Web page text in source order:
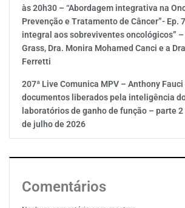
às 20h30 – “Abordagem integrativa na
Prevenção e Tratamento de Câncer”- Ep.
integral aos sobreviventes oncológicos”
Grass, Dra. Monira Mohamed Canci e a
Ferretti
207ª Live Comunica MPV – Anthony Fauci
documentos liberados pela inteligência
laboratórios de ganho de função – parte 2
de julho de 2026
Comentários